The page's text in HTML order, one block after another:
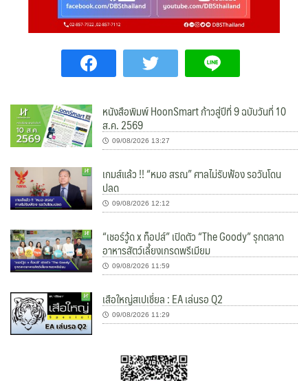
หนังสือพิมพ์ HoonSmart ก้าวสู่ปีที่ 9 ฉบับวันที่ 10
ส.ค. 2569
09/08/2026 13:27
เกมส์แล้ว !! “หมอ สรณ” ศาลไม่รับฟ้อง รอวันโดน
ปลด
09/08/2026 12:12
“เชอร์วู้ด x ท็อปส์” เปิดตัว “The Goody” รุกตลาด
อาหารสัตว์เลี้ยงเกรดพรีเมียม
09/08/2026 11:59
เสือใหญ่สเปเชี่ยล : EA เล่นรอ Q2
09/08/2026 11:29